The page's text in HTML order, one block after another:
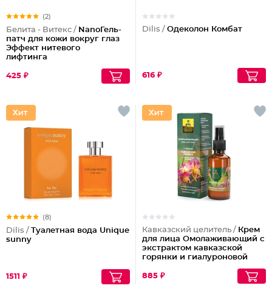
(2)
Белита - Витекс / NanoГель-
патч для кожи вокруг глаз
Эффект нитевого
лифтинга
425 ₽
Dilis / Одеколон Комбат
616 ₽
(8)
Dilis / Туалетная вода Unique
sunny
1511 ₽
Кавказский целитель / Крем
для лица Омолаживающий с
экстрактом кавказской
горянки и гиалуроновой
885 ₽